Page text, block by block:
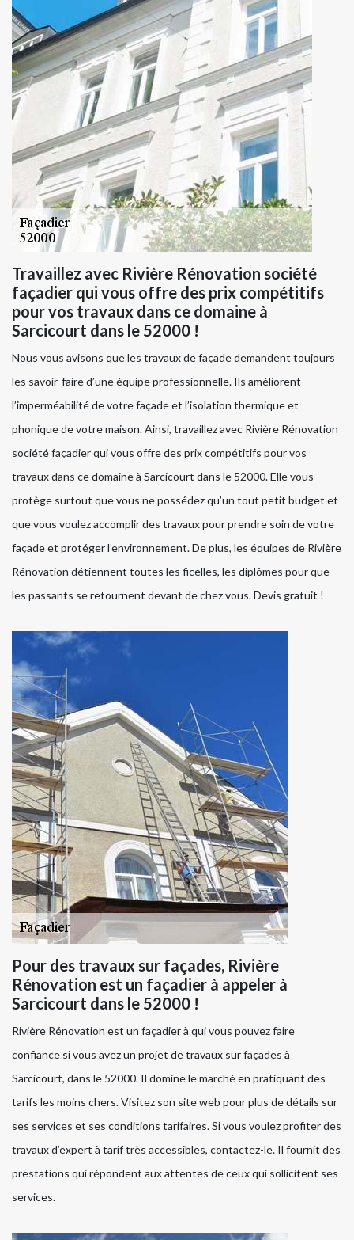
Travaillez avec Rivière Rénovation société
façadier qui vous offre des prix compétitifs
pour vos travaux dans ce domaine à
Sarcicourt dans le 52000 !
Nous vous avisons que les travaux de façade demandent toujours
les savoir-faire d’une équipe professionnelle. Ils améliorent
l’imperméabilité de votre façade et l’isolation thermique et
phonique de votre maison. Ainsi, travaillez avec Rivière Rénovation
société façadier qui vous offre des prix compétitifs pour vos
travaux dans ce domaine à Sarcicourt dans le 52000. Elle vous
protège surtout que vous ne possédez qu’un tout petit budget et
que vous voulez accomplir des travaux pour prendre soin de votre
façade et protéger l’environnement. De plus, les équipes de Rivière
Rénovation détiennent toutes les ficelles, les diplômes pour que
les passants se retournent devant de chez vous. Devis gratuit !
Pour des travaux sur façades, Rivière
Rénovation est un façadier à appeler à
Sarcicourt dans le 52000 !
Rivière Rénovation est un façadier à qui vous pouvez faire
confiance si vous avez un projet de travaux sur façades à
Sarcicourt, dans le 52000. Il domine le marché en pratiquant des
tarifs les moins chers. Visitez son site web pour plus de détails sur
ses services et ses conditions tarifaires. Si vous voulez profiter des
travaux d’expert à tarif très accessibles, contactez-le. Il fournit des
prestations qui répondent aux attentes de ceux qui sollicitent ses
services.